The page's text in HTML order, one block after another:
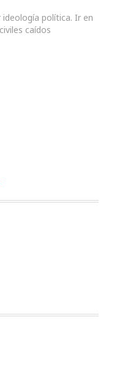
política. Ir en
caídos